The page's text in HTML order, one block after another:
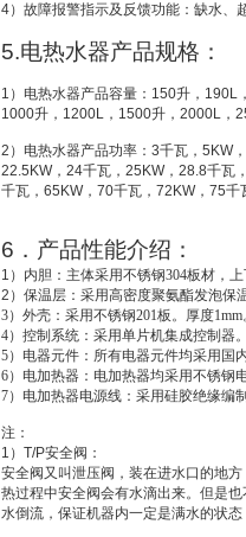
4）故障报警指示及反馈功能：缺水、
5.电热水器产品规格：
1 ）电热水器产品容量： 150升 ， 190L ，
1000升 ， 1200L ， 1500升 ， 2000L ，
2 ）电热水器产品功率： 3千瓦， 5KW，
22.5KW， 24千瓦， 25KW， 28.8千瓦，
千瓦， 65KW， 70千瓦， 72KW， 75千
6 ．产品性能介绍：
1 ） 内胆：主体采用不锈钢304板材，
2 ） 保温层：采用高密度聚氨酯发泡保
3）外壳：采用不锈钢201板。厚度1mm
4）控制系统：采用单片机集成控制器
5）电器元件：所有电器元件均采用国
6）电加热器：电加热器均采用不锈钢
7）电加热器电源线：采用硅胶绝缘编
注：
1 ） T/P安全阀：
安全阀又叫泄压阀 ，装在进水口的地
热过程中安全阀会有水滴出来。但是
水倒流，保证机器内一定是满水的状态